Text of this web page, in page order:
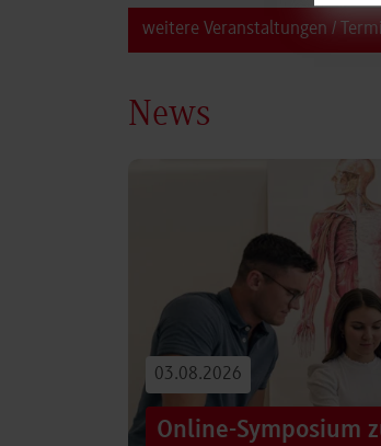
weitere Veranstaltungen /
News
03.08.2026
Online-Symposium